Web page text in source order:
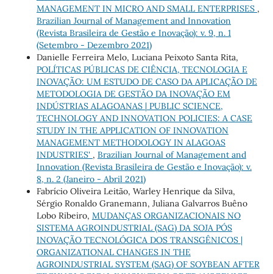
MANAGEMENT IN MICRO AND SMALL ENTERPRISES ,
Brazilian Journal of Management and Innovation
(Revista Brasileira de Gestão e Inovação): v. 9, n. 1
(Setembro - Dezembro 2021)
Danielle Ferreira Melo, Luciana Peixoto Santa Rita,
POLÍTICAS PÚBLICAS DE CIÊNCIA, TECNOLOGIA E
INOVAÇÃO: UM ESTUDO DE CASO DA APLICAÇÃO DE
METODOLOGIA DE GESTÃO DA INOVAÇÃO EM
INDÚSTRIAS ALAGOANAS | PUBLIC SCIENCE,
TECHNOLOGY AND INNOVATION POLICIES: A CASE
STUDY IN THE APPLICATION OF INNOVATION
MANAGEMENT METHODOLOGY IN ALAGOAS
INDUSTRIES' , Brazilian Journal of Management and
Innovation (Revista Brasileira de Gestão e Inovação): v.
8, n. 2 (Janeiro - Abril 2021)
Fabrício Oliveira Leitão, Warley Henrique da Silva,
Sérgio Ronaldo Granemann, Juliana Galvarros Buêno
Lobo Ribeiro, MUDANÇAS ORGANIZACIONAIS NO
SISTEMA AGROINDUSTRIAL (SAG) DA SOJA PÓS
INOVAÇÃO TECNOLÓGICA DOS TRANSGÊNICOS |
ORGANIZATIONAL CHANGES IN THE
AGROINDUSTRIAL SYSTEM (SAG) OF SOYBEAN AFTER